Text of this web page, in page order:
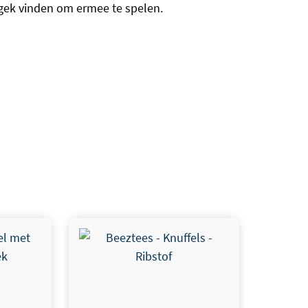
vinden om ermee te spelen.
Dit product heeft meerdere
variaties. Deze optie kan
gekozen worden op de